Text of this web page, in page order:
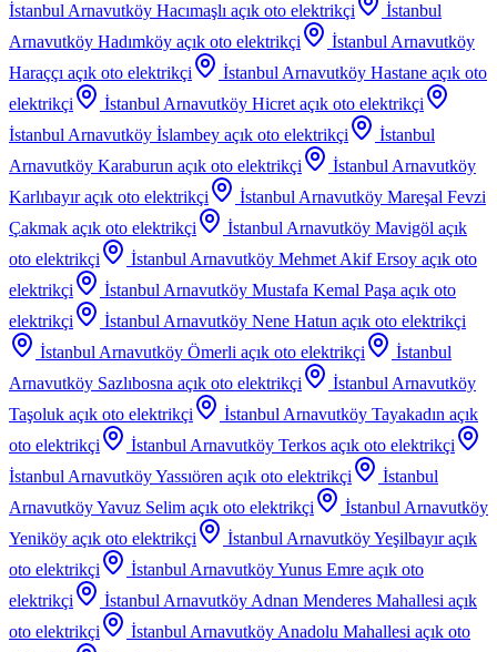
İstanbul Arnavutköy Hacımaşlı açık oto elektrikçi
İstanbul
Arnavutköy Hadımköy açık oto elektrikçi
İstanbul Arnavutköy
Haraççı açık oto elektrikçi İstanbul Arnavutköy Hastane açık oto
elektrikçi
İstanbul Arnavutköy Hicret açık oto elektrikçi
İstanbul Arnavutköy İslambey açık oto elektrikçi
İstanbul
Arnavutköy Karaburun açık oto elektrikçi
İstanbul Arnavutköy
Karlıbayır açık oto elektrikçi
İstanbul Arnavutköy Mareşal Fevzi
Çakmak açık oto elektrikçi İstanbul Arnavutköy Mavigöl açık
oto elektrikçi
İstanbul Arnavutköy Mehmet Akif Ersoy açık oto
elektrikçi
İstanbul Arnavutköy Mustafa Kemal Paşa açık oto
elektrikçi
İstanbul Arnavutköy Nene Hatun açık oto elektrikçi
İstanbul Arnavutköy Ömerli açık oto elektrikçi
İstanbul
Arnavutköy Sazlıbosna açık oto elektrikçi
İstanbul Arnavutköy
Taşoluk açık oto elektrikçi İstanbul Arnavutköy Tayakadın açık
oto elektrikçi
İstanbul Arnavutköy Terkos açık oto elektrikçi
İstanbul Arnavutköy Yassıören açık oto elektrikçi
İstanbul
Arnavutköy Yavuz Selim açık oto elektrikçi
İstanbul Arnavutköy
Yeniköy açık oto elektrikçi İstanbul Arnavutköy Yeşilbayır açık
oto elektrikçi
İstanbul Arnavutköy Yunus Emre açık oto
elektrikçi
İstanbul Arnavutköy Adnan Menderes Mahallesi açık
oto elektrikçi
İstanbul Arnavutköy Anadolu Mahallesi açık oto